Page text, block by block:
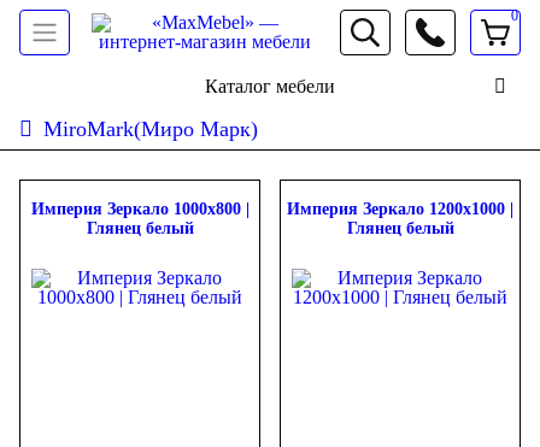
066 472 19 61
0
Каталог мебели
MiroMark(Миро Марк)
ФИЛЬТР
-
грн.
Империя Зеркало 1000х800 |
Глянец белый
Империя Зеркало 1200х1000 |
Глянец белый